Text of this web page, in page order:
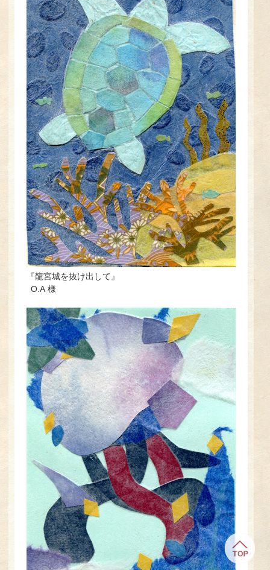
『龍宮城を抜け出して』
O.A 様